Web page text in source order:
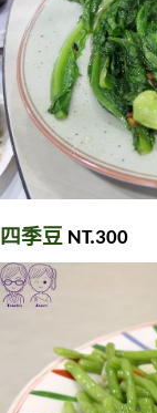
四季豆 NT.300